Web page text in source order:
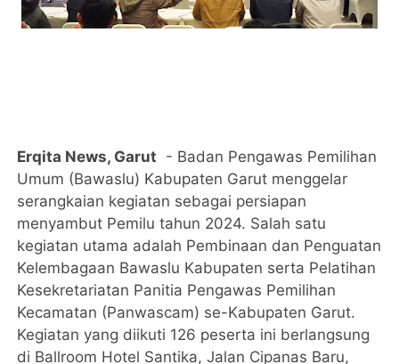
Erqita News, Garut - Badan Pengawas Pemilihan
Umum (Bawaslu) Kabupaten Garut menggelar
serangkaian kegiatan sebagai persiapan
menyambut Pemilu tahun 2024. Salah satu
kegiatan utama adalah Pembinaan dan Penguatan
Kelembagaan Bawaslu Kabupaten serta Pelatihan
Kesekretariatan Panitia Pengawas Pemilihan
Kecamatan (Panwascam) se-Kabupaten Garut.
Kegiatan yang diikuti 126 peserta ini berlangsung
di Ballroom Hotel Santika, Jalan Cipanas Baru,